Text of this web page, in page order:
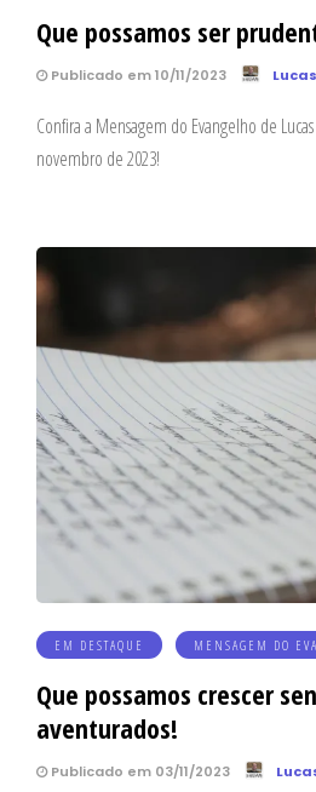
Que possamos ser
Publicado em 10/11/2023
Confira a Mensagem do Evangelho de
novembro de 2023!
EM DESTAQUE MENSAGEM DO
Que possamos crescer
aventurados!
Publicado em 03/11/2023